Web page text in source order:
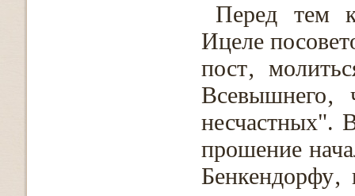
Перед тем
Ицеле
пост‚
Всевышнего‚
несчастных".
прошение